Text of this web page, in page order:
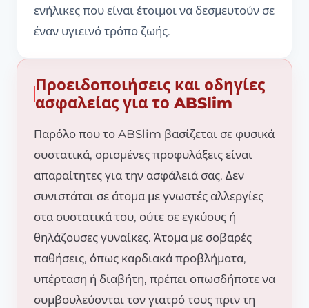
ενήλικες που είναι έτοιμοι να δεσμευτούν σε
έναν υγιεινό τρόπο ζωής.
Προειδοποιήσεις και οδηγίες
ασφαλείας για το ABSlim
Παρόλο που το ABSlim βασίζεται σε φυσικά
συστατικά, ορισμένες προφυλάξεις είναι
απαραίτητες για την ασφάλειά σας. Δεν
συνιστάται σε άτομα με γνωστές αλλεργίες
στα συστατικά του, ούτε σε εγκύους ή
θηλάζουσες γυναίκες. Άτομα με σοβαρές
παθήσεις, όπως καρδιακά προβλήματα,
υπέρταση ή διαβήτη, πρέπει οπωσδήποτε να
συμβουλεύονται τον γιατρό τους πριν τη